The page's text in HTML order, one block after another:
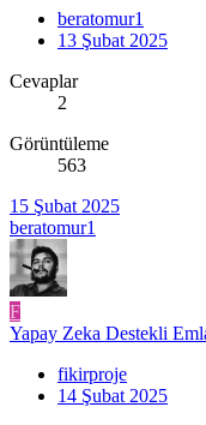
beratomur1
13 Şubat 2025
Cevaplar
2
Görüntüleme
563
15 Şubat 2025
beratomur1
F
Yapay Zeka Destekli
fikirproje
14 Şubat 2025